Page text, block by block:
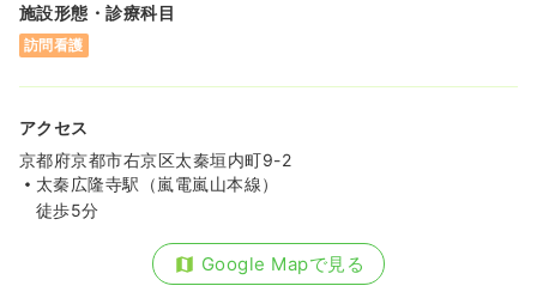
施設形態・診療科目
訪問看護
アクセス
京都府京都市右京区太秦垣内町9-2
太秦広隆寺駅（嵐電嵐山本線）
徒歩5分
Google Mapで見る